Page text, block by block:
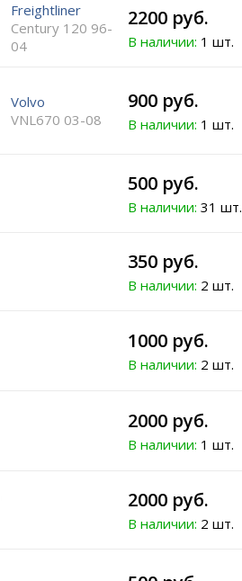
Freightliner
Century 120 96-
04
2200 руб.
В наличии: 1 шт.
Volvo
VNL670 03-08
900 руб.
В наличии: 1 шт.
500 руб.
В наличии: 31 шт.
350 руб.
В наличии: 2 шт.
1000 руб.
В наличии: 2 шт.
2000 руб.
В наличии: 1 шт.
2000 руб.
В наличии: 2 шт.